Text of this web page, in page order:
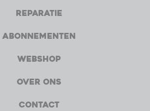
Reparatie
Abonnementen
Webshop
Over ons
Contact